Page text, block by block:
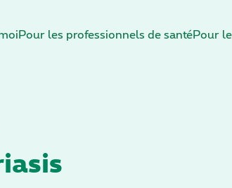
Pour les professionnels de santéPour